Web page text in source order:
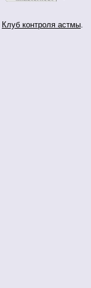
Клуб контроля астмы.